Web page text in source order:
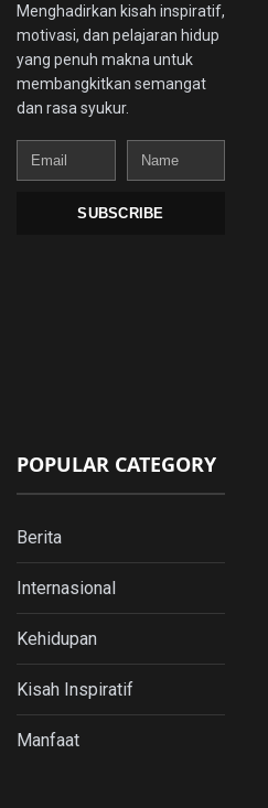
Menghadirkan kisah inspiratif,
motivasi, dan pelajaran hidup
yang penuh makna untuk
membangkitkan semangat
dan rasa syukur.
Email
Name
SUBSCRIBE
POPULAR CATEGORY
Berita
Internasional
Kehidupan
Kisah Inspiratif
Manfaat